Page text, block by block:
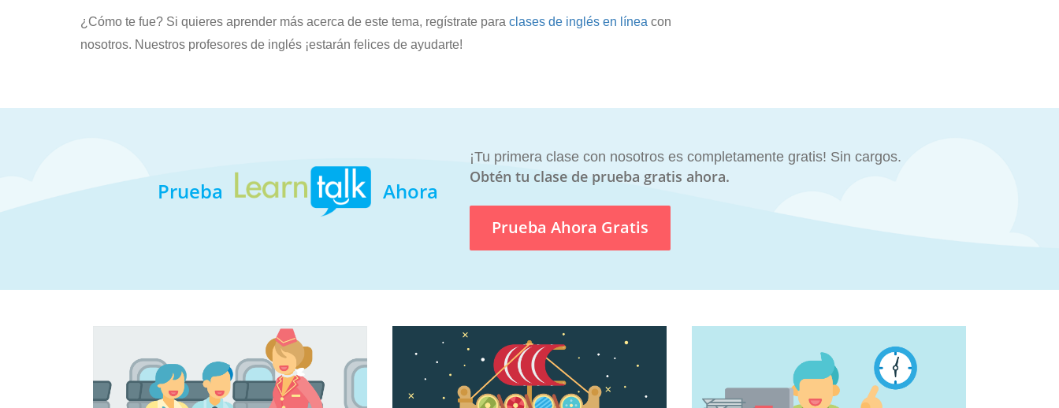
¿Cómo te fue? Si quieres aprender más acerca de este tema, regístrate para clases de inglés en línea con
nosotros. Nuestros profesores de inglés ¡estarán felices de ayudarte!
Prueba Ahora
¡Tu primera clase con nosotros es completamente gratis! Sin cargos.
Obtén tu clase de prueba gratis ahora.
Prueba Ahora Gratis